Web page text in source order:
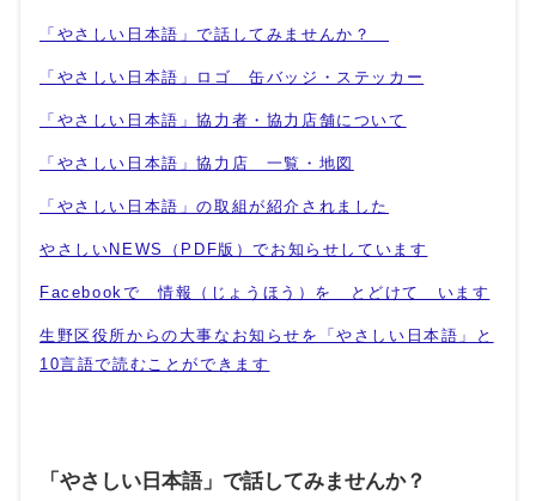
「やさしい日本語」で話してみませんか？
「やさしい日本語」ロゴ 缶バッジ・ステッカー
「やさしい日本語」協力者・協力店舗について
「やさしい日本語」協力店 一覧・地図
「やさしい日本語」の取組が紹介されました
やさしいNEWS（PDF版）でお知らせしています
Facebookで 情報（じょうほう）を とどけて います
生野区役所からの大事なお知らせを「やさしい日本語」と
10言語で読むことができます
「やさしい日本語」で話してみませんか？